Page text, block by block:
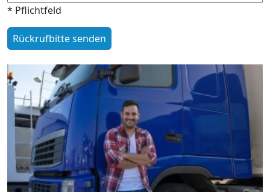
* Pflichtfeld